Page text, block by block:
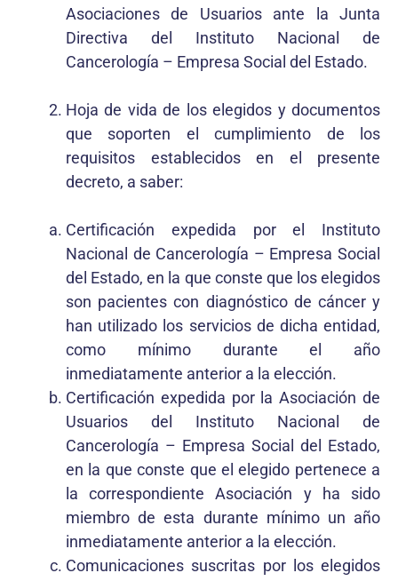
Asociaciones de Usuarios ante la Junta
Directiva del Instituto Nacional de
Cancerología – Empresa Social del Estado.
Hoja de vida de los elegidos y documentos
que soporten el cumplimiento de los
requisitos establecidos en el presente
decreto, a saber:
Certificación expedida por el Instituto
Nacional de Cancerología – Empresa Social
del Estado, en la que conste que los elegidos
son pacientes con diagnóstico de cáncer y
han utilizado los servicios de dicha entidad,
como mínimo durante el año
inmediatamente anterior a la elección.
Certificación expedida por la Asociación de
Usuarios del Instituto Nacional de
Cancerología – Empresa Social del Estado,
en la que conste que el elegido pertenece a
la correspondiente Asociación y ha sido
miembro de esta durante mínimo un año
inmediatamente anterior a la elección.
Comunicaciones suscritas por los elegidos